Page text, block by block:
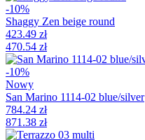
-10%
Shaggy Zen beige round
423.49 zł
470.54 zł
-10%
Nowy
San Marino 1114-02 blue/silver
784.24 zł
871.38 zł